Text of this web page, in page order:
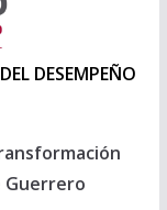
DESEMPEÑO
Guerrero